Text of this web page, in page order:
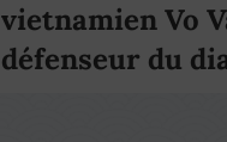
vietnamien Vo
défenseur du